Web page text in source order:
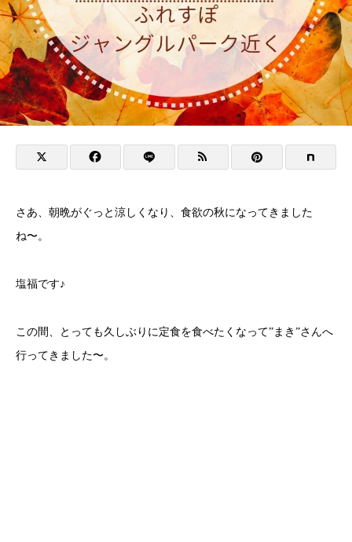
さあ、朝晩がぐっと涼しくなり、食欲の秋になってきました
ね〜。
塩福です♪
この間、とっても久しぶりに定食を食べたくなって”まき”さんへ
行ってきました〜。